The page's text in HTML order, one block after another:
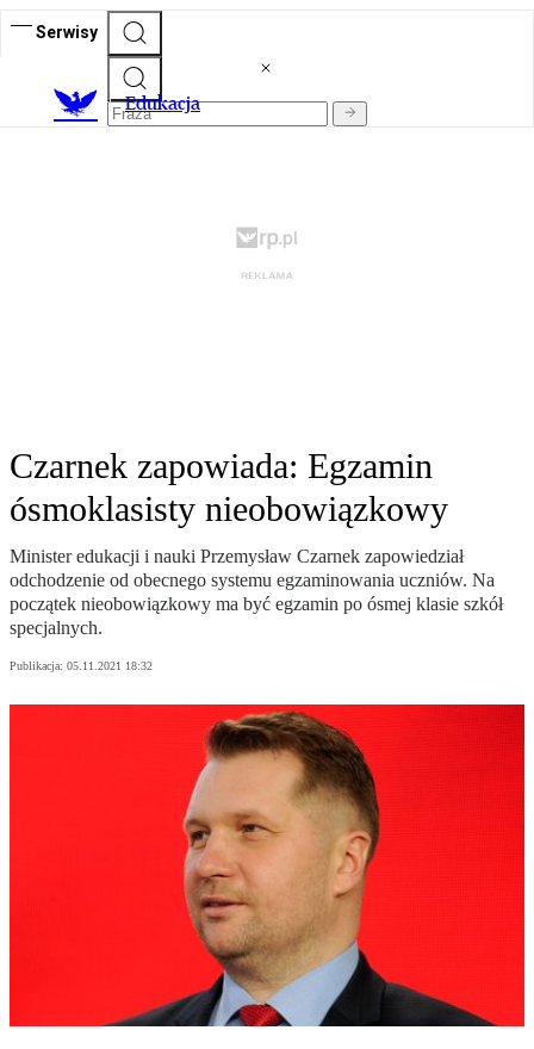
Serwisy
Edukacja
Czarnek zapowiada: Egzamin
ósmoklasisty nieobowiązkowy
Minister edukacji i nauki Przemysław Czarnek zapowiedział
odchodzenie od obecnego systemu egzaminowania uczniów. Na
początek nieobowiązkowy ma być egzamin po ósmej klasie szkół
specjalnych.
Publikacja: 05.11.2021 18:32